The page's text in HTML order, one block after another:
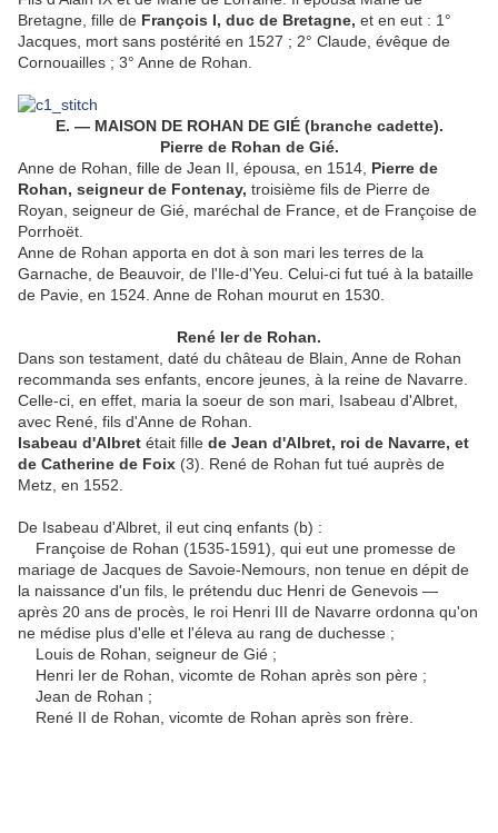
Bretagne, fille de François I, duc de Bretagne, et en eut : 1°
Jacques, mort sans postérité en 1527 ; 2° Claude, évêque de
Cornouailles ; 3° Anne de Rohan.
E. — MAISON DE ROHAN DE GIÉ (branche cadette).
Pierre de Rohan de Gié.
Anne de Rohan, fille de Jean II, épousa, en 1514, Pierre de
Rohan, seigneur de Fontenay, troisième fils de Pierre de
Royan, seigneur de Gié, maréchal de France, et de Françoise de
Porrhoët.
Anne de Rohan apporta en dot à son mari les terres de la
Garnache, de Beauvoir, de l'Ile-d'Yeu. Celui-ci fut tué à la bataille
de Pavie, en 1524. Anne de Rohan mourut en 1530.
René Ier de Rohan.
Dans son testament, daté du château de Blain, Anne de Rohan
recommanda ses enfants, encore jeunes, à la reine de Navarre.
Celle-ci, en effet, maria la soeur de son mari, Isabeau d'Albret,
avec René, fils d'Anne de Rohan.
Isabeau d'Albret était fille de Jean d'Albret, roi de Navarre, et
de Catherine de Foix (3). René de Rohan fut tué auprès de
Metz, en 1552.
De Isabeau d'Albret, il eut cinq enfants (b) :
Françoise de Rohan (1535-1591), qui eut une promesse de
mariage de Jacques de Savoie-Nemours, non tenue en dépit de
la naissance d'un fils, le prétendu duc Henri de Genevois —
après 20 ans de procès, le roi Henri III de Navarre ordonna qu'on
ne médise plus d'elle et l'éleva au rang de duchesse ;
Louis de Rohan, seigneur de Gié ;
Henri Ier de Rohan, vicomte de Rohan après son père ;
Jean de Rohan ;
René II de Rohan, vicomte de Rohan après son frère.